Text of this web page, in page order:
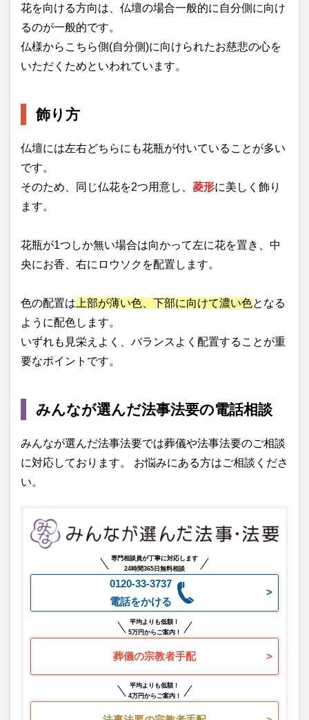
花を向ける方向は、仏壇の場合一般的に自分側に向け
るのが一般的です。
仏様からこちら側(自分側)に向けられたお慈悲の心を
いただくためといわれています。
飾り方
仏壇には左右どちらにも花瓶が付いていることが多い
です。
そのため、同じ仏花を2つ用意し、 菱形に美しく飾り
ます。
花瓶が1つしか無い場合は向かって左に花を置き、中
央にお香、右にロウソクを配置します。
色の配置は 上部が薄い色、下部に向けて濃い色となる
ように配色します。
いずれも見栄えよく、バランスよく配置することが重
要なポイントです。
みんなが選んだ法事法要の電話相談
みんなが選んだ法事法要では葬儀や法事法要のご相談
に対応しております。 お悩みにある方はご相談くださ
い。
専門相談員が丁寧に対応します
24時間365日無料相談
0120-33-3737
電話をかける
平均よりも低額！
5万円からご案内！
葬儀の宗教者手配
平均よりも低額！
4万円からご案内！